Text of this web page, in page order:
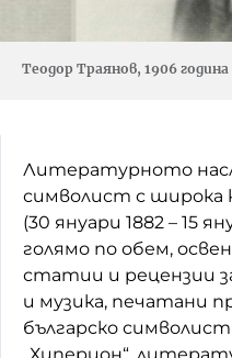
Теодор Траянов, 1906 година
Литературното
символист с широка
(30 януари 1882 – 15
голямо по обем,
статии и рецензии
и музика, печатани
българско